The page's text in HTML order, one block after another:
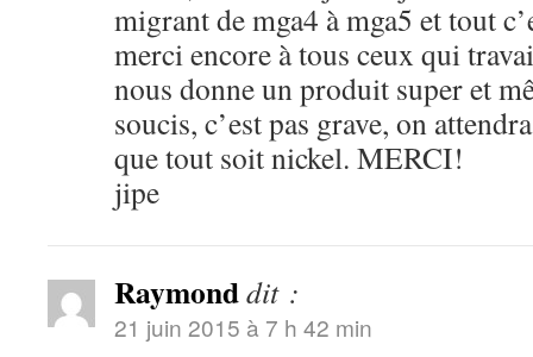
migrant de mga4 à mga5 et tout
merci encore à tous ceux qui
nous donne un produit super et
soucis, c’est pas grave, on
que tout soit nickel. MERCI!
jipe
Raymonddit :
21 juin 2015 à 7 h 42 min